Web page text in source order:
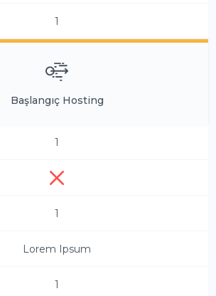
1
Başlangıç Hosting
1
1
Lorem Ipsum
1